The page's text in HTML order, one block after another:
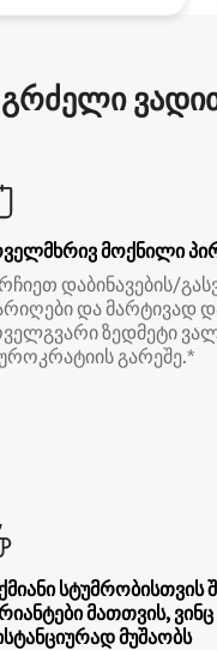
მოქნილი
დაბინავების/
და მარტივად
ზედმეტი
გარეშე.*
სტუმრობისთვის
მათთვის, ვინც
მუშაობს